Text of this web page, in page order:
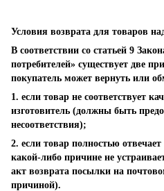
Условия возврата для товаров
В соответствии со статьей 9
потребителей» существует две
покупатель может вернуть или
1. если товар не соответствует
изготовитель (должны быть
несоответствия);
2. если товар полностью
какой-либо причине не
акт возврата посылки на
причиной).